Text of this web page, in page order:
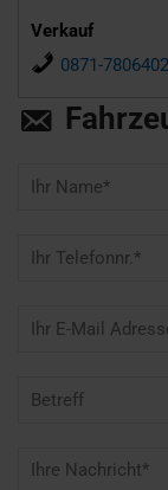
Verkauf
0871-